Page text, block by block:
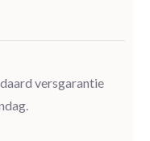
versgarantie